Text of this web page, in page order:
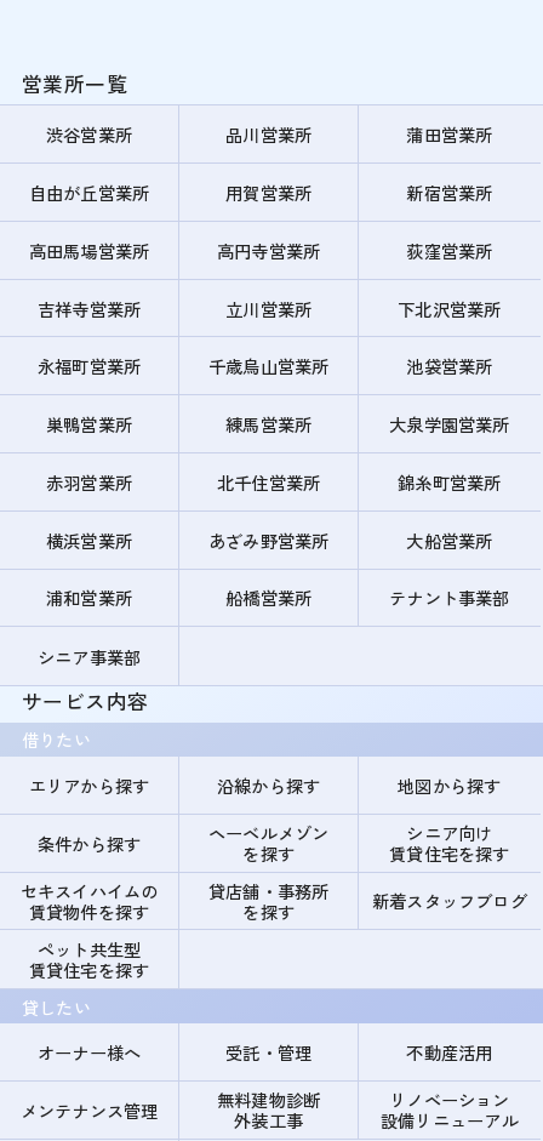
営業所一覧
渋谷営業所 品川営業所 蒲田営業所
自由が丘営業所 用賀営業所 新宿営業所
高田馬場営業所 高円寺営業所 荻窪営業所
吉祥寺営業所 立川営業所 下北沢営業所
永福町営業所 千歳烏山営業所 池袋営業所
巣鴨営業所 練馬営業所 大泉学園営業所
赤羽営業所 北千住営業所 錦糸町営業所
横浜営業所 あざみ野営業所 大船営業所
浦和営業所 船橋営業所 テナント事業部
シニア事業部
サービス内容
借りたい
エリアから探す
沿線から探す 地図から探す
条件から探す
ヘーベルメゾン
を探す
シニア向け
賃貸住宅を探す
セキスイハイムの
賃貸物件を探す
貸店舗・事務所
を探す
新着スタッフブログ
ペット共生型
賃貸住宅を探す
貸したい
オーナー様へ
受託・管理 不動産活用
メンテナンス管理
無料建物診断
外装工事
リノベーション
設備リニューアル